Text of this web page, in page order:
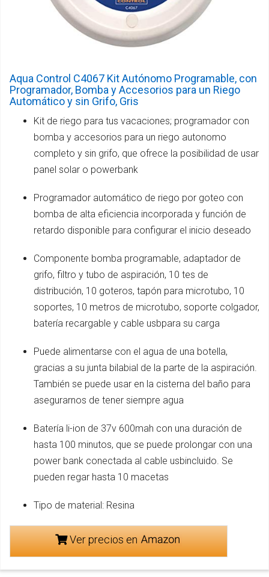
Aqua Control C4067 Kit Autónomo Programable, con
Programador, Bomba y Accesorios para un Riego
Automático y sin Grifo, Gris
Kit de riego para tus vacaciones; programador con
bomba y accesorios para un riego autonomo
completo y sin grifo, que ofrece la posibilidad de usar
panel solar o powerbank
Programador automático de riego por goteo con
bomba de alta eficiencia incorporada y función de
retardo disponible para configurar el inicio deseado
Componente bomba programable, adaptador de
grifo, filtro y tubo de aspiración, 10 tes de
distribución, 10 goteros, tapón para microtubo, 10
soportes, 10 metros de microtubo, soporte colgador,
batería recargable y cable usbpara su carga
Puede alimentarse con el agua de una botella,
gracias a su junta bilabial de la parte de la aspiración.
También se puede usar en la cisterna del baño para
asegurarnos de tener siempre agua
Batería li-ion de 37v 600mah con una duración de
hasta 100 minutos, que se puede prolongar con una
power bank conectada al cable usbincluido. Se
pueden regar hasta 10 macetas
Tipo de material: Resina
Ver precios en